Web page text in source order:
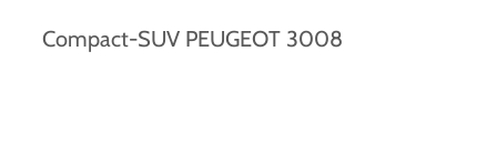
Compact-SUV PEUGEOT 3008